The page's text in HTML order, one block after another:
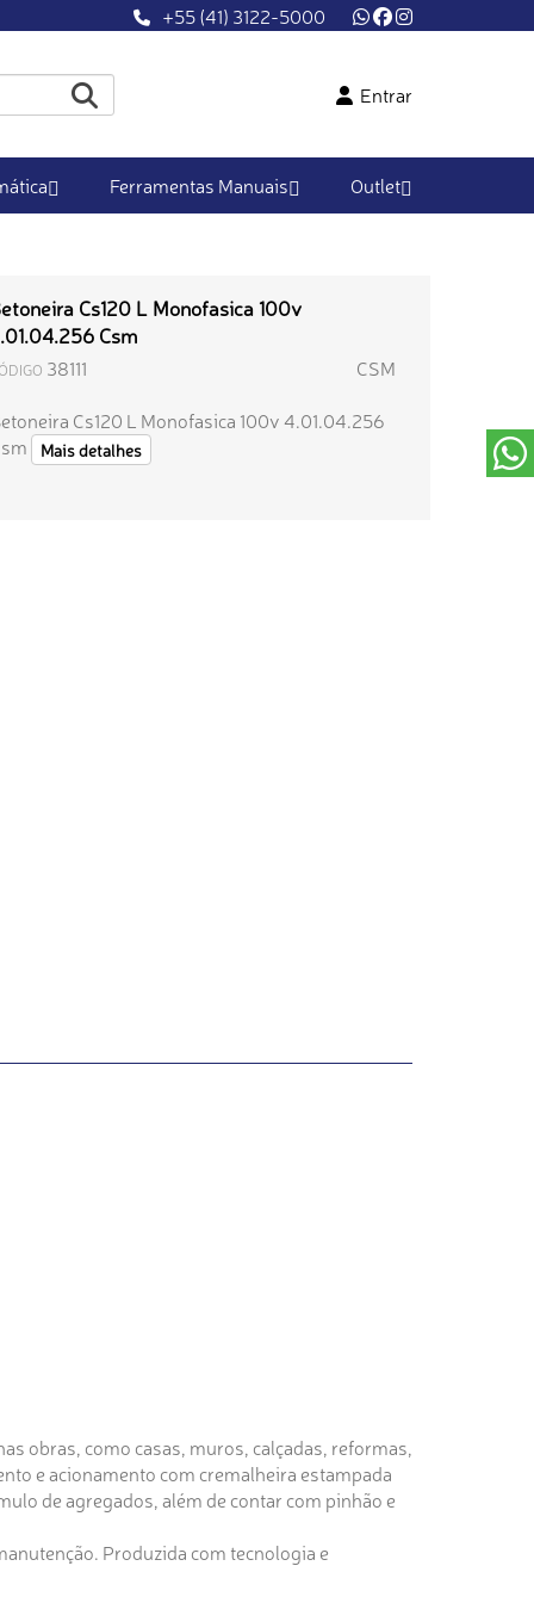
+55 (41) 3122-5000
Entrar
Ferramentas Manuais Outlet
Cs120 L Monofasica 100v
Csm
38111
CSM
Cs120 L Monofasica 100v 4.01.04.256
Mais detalhes
obras, como casas, muros, calçadas, reformas,
e acionamento com cremalheira estampada
de agregados, além de contar com pinhão e
Produzida com tecnologia e